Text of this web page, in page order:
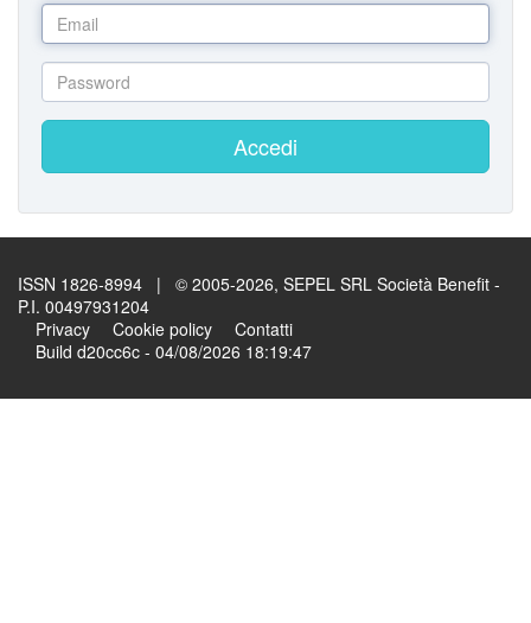
Accedi
ISSN 1826-8994 | © 2005-2026, SEPEL SRL Società Benefit -
P.I. 00497931204
Privacy
Cookie policy
Contatti
Build d20cc6c - 04/08/2026 18:19:47